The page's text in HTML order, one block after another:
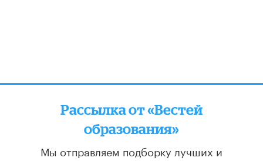
Рассылка от «Вестей
образования»
Мы отправляем подборку лучших и